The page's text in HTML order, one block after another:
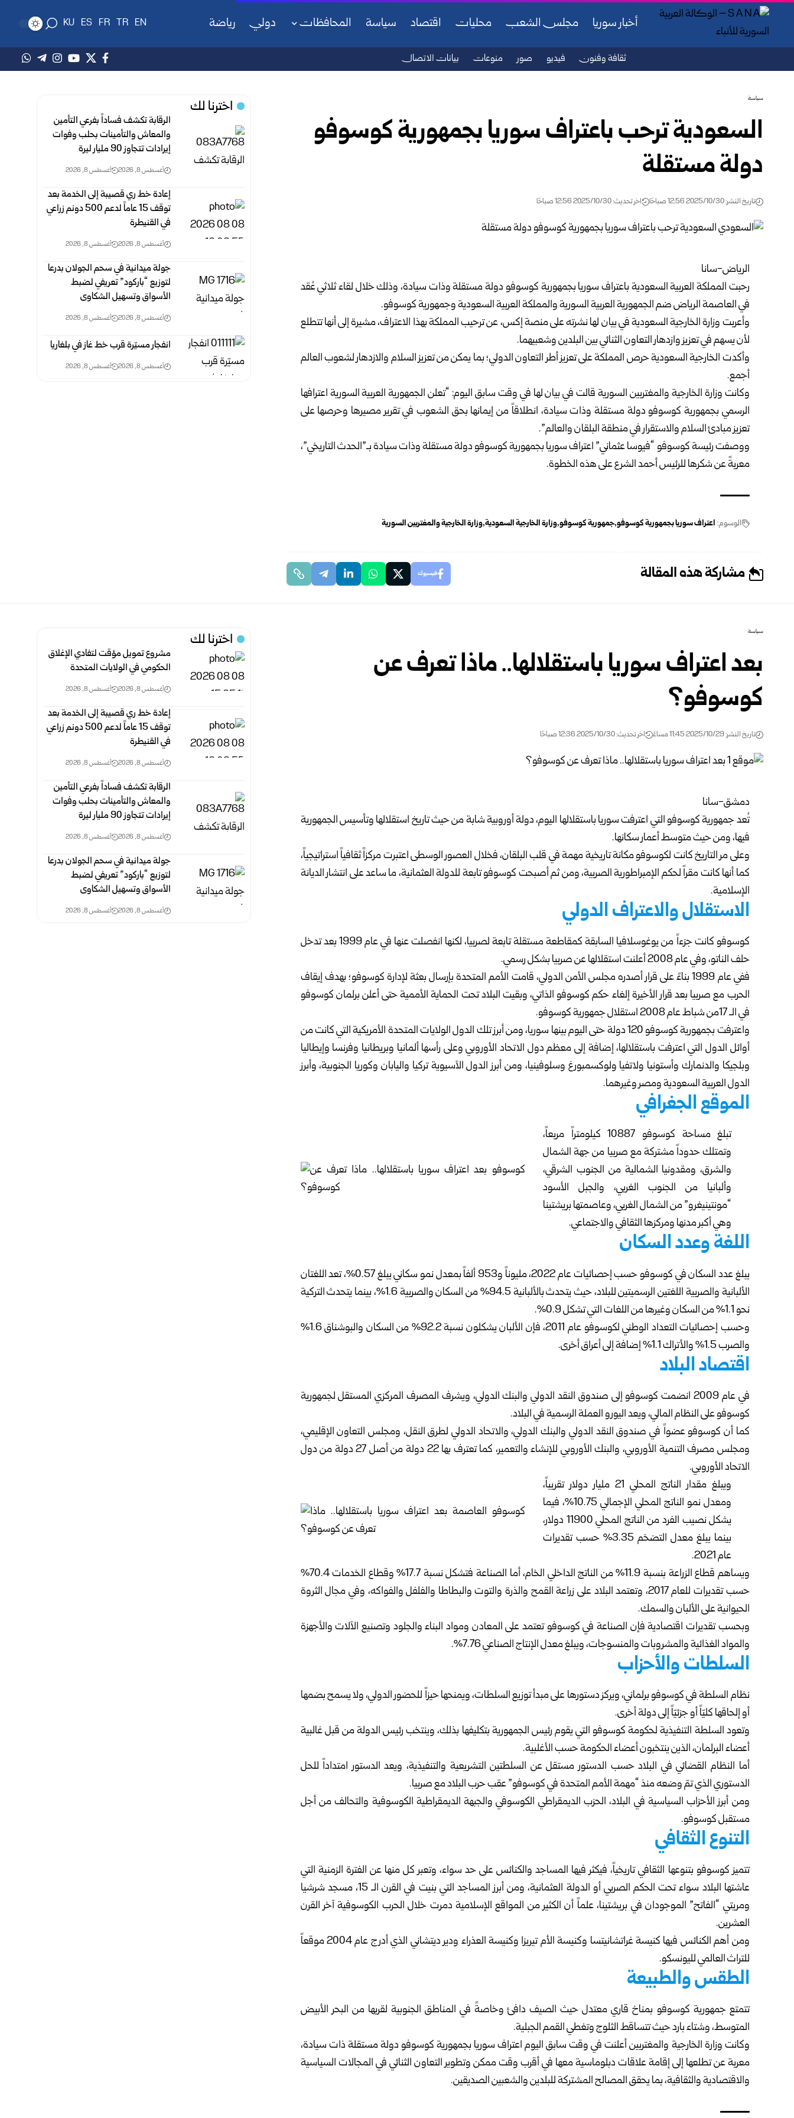
أخبار سوريا مجلس الشعب محليات اقتصاد سياسة المحافظات دولي رياضة EN
TR
FR
ES
KU
ثقافة وفنون فيديو صور منوعات بيانات الاتصال
سياسة
السعودية ترحب باعتراف سوريا بجمهورية كوسوفو
دولة مستقلة
تاريخ النشر: 2025/10/30 12:56 صباحًا اخر تحديث: 2025/10/30 12:56 صباحًا
الرياض-سانا
رحبت المملكة العربية السعودية باعتراف سوريا بجمهورية كوسوفو دولة مستقلة وذات سيادة، وذلك خلال لقاء ثلاثي عُقد
في العاصمة الرياض ضم الجمهورية العربية السورية والمملكة العربية السعودية وجمهورية كوسوفو.
وأعربت وزارة الخارجية السعوديةفي بيان لها نشرته على منصة إكس، عن ترحيب المملكة بهذا الاعتراف، مشيرة إلى أنها تتطلع
لأن يسهم في تعزيز وازدهار التعاون الثنائي بين البلدين وشعبيهما.
وأكدت الخارجية السعودية حرص المملكة على تعزيز أطر التعاون الدولي؛ بما يمكن من تعزيز السلام والازدهار لشعوب العالم
أجمع.
وكانت وزارة الخارجية والمغتربين السورية قالت في بيان لها في وقت سابق اليوم: “تعلن الجمهورية العربية السورية اعترافها
الرسمي بجمهورية كوسوفو دولة مستقلة وذات سيادة، انطلاقاً من إيمانها بحق الشعوب في تقرير مصيرها وحرصها على
تعزيز مبادئ السلام والاستقرار في منطقة البلقان والعالم”.
ووصفت رئيسة كوسوفو “فيوسا عثماني” اعتراف سوريا بجمهورية كوسوفو دولة مستقلة وذات سيادة بـ”الحدث التاريخي”،
معربةً عن شكرها للرئيس أحمد الشرع على هذه الخطوة.
الوسوم: اعتراف سوريا بجمهورية كوسوفو جمهورية كوسوفو وزارة الخارجية السعودية وزارة الخارجية والمغتربين السورية
مشاركة هذه المقالة فيسبوك
اخترنا لك
الرقابة تكشف فساداً بفرعي التأمين
والمعاش والتأمينات بحلب وفوات
‌‏إيرادات تتجاوز 90 مليار ليرة
أغسطس 8, 2026 أغسطس 8, 2026
إعادة خط ري قصيبة إلى الخدمة بعد
توقف 15 عاماً لدعم 500 دونم ‏زراعي
في القنيطرة
أغسطس 8, 2026 أغسطس 8, 2026
جولة ميدانية في سحم الجولان بدرعا
لتوزيع “باركود” تعريفي لضبط
‏الأسواق وتسهيل الشكاوى
أغسطس 8, 2026 أغسطس 8, 2026
انفجار مسيّرة قرب خط غاز في بلغاريا
أغسطس 8, 2026 أغسطس 8, 2026
سياسة
بعد اعتراف سوريا باستقلالها.. ماذا تعرف عن
كوسوفو؟
تاريخ النشر: 2025/10/29 11:45 مساءً اخر تحديث: 2025/10/30 12:36 صباحًا
دمشق-سانا
تُعد جمهورية كوسوفو التي اعترفت سوريا باستقلالها اليوم، دولة أوروبية شابة من حيث تاريخ استقلالها وتأسيس الجمهورية
فيها، ومن حيث متوسط أعمار سكانها.
وعلى مر التاريخ كانت لكوسوفو مكانة تاريخية مهمة في قلب البلقان، فخلال العصور الوسطى اعتبرت مركزاً ثقافياً استراتيجياً،
كما أنها كانت مقراً لحكم الإمبراطورية الصربية، ومن ثم أصبحت كوسوفو تابعة للدولة العثمانية، ما ساعد على انتشار الديانة
الإسلامية.
الاستقلال والاعتراف الدولي
كوسوفو كانت جزءاً من يوغوسلافيا السابقة كمقاطعة مستقلة تابعة لصربيا، لكنها انفصلت عنها في عام 1999 بعد تدخل
حلف الناتو، وفي عام 2008 أعلنت استقلالها عن صربيا بشكل رسمي.
ففي عام 1999 بناءً على قرار أصدره مجلس الأمن الدولي، قامت الأمم المتحدة بإرسال بعثة لإدارة كوسوفو؛ بهدف إيقاف
الحرب مع صربيا بعد قرار الأخيرة إلغاء حكم كوسوفو الذاتي، وبقيت البلاد تحت الحماية الأممية حتى أعلن برلمان كوسوفو
في الـ 17من شباط عام 2008 استقلال جمهورية كوسوفو.
واعترفت بجمهورية كوسوفو 120 دولة حتى اليوم بينها سوريا، ومن أبرز تلك الدول الولايات المتحدة الأمريكية التي كانت من
أوائل الدول التي اعترفت باستقلالها، إضافة إلى معظم دول الاتحاد الأوروبي وعلى رأسها ألمانيا وبريطانيا وفرنسا وإيطاليا
وبلجيكا والدنمارك وأستونيا ولاتفيا ولوكسمبورغ وسلوفينيا، ومن أبرز الدول الآسيوية تركيا واليابان وكوريا الجنوبية، وأبرز
الدول العربية السعودية ومصر وغيرهما.
الموقع الجغرافي
تبلغ مساحة كوسوفو 10887 كيلومتراً مربعاً،
وتمتلك حدوداً مشتركة مع صربيا من جهة الشمال
والشرق، ومقدونيا الشمالية من الجنوب الشرقي،
وألبانيا من الجنوب الغربي، والجبل الأسود
“مونتينيغرو” من الشمال الغربي، وعاصمتها بريشتينا
وهي أكبر مدنها ومركزها الثقافي والاجتماعي.
اللغة وعدد السكان
يبلغ عدد السكان في كوسوفو حسب إحصائيات عام 2022، مليوناً و953 ألفاً بمعدل نمو سكاني يبلغ 0.57%، تعد اللغتان
الألبانية والصربية اللغتين الرسميتين للبلاد، حيث يتحدث بالألبانية 94.5% من السكان والصربية 1.6%، بينما يتحدث التركية
نحو 1.1% من السكان وغيرها من اللغات التي تشكل 0.9%.
وحسب إحصائيات التعداد الوطني لكوسوفو عام 2011، فإن الألبان يشكلون نسبة 92.2% من السكان والبوشناق 1.6%
والصرب 1.5% والأتراك 1.1% إضافة إلى أعراق أخرى.
اقتصاد البلاد
في عام 2009 انضمت كوسوفو إلى صندوق النقد الدولي والبنك الدولي، ويشرف المصرف المركزي المستقل لجمهورية
كوسوفو على النظام المالي، ويعد اليورو العملة الرسمية في البلاد.
كما أن كوسوفو عضواً في صندوق النقد الدولي والبنك الدولي، والاتحاد الدولي لطرق النقل، ومجلس التعاون الإقليمي،
ومجلس مصرف التنمية الأوروبي، والبنك الأوروبي للإنشاء والتعمير، كما تعترف بها 22 دولة من أصل 27 دولة من دول
الاتحاد الأوروبي.
ويبلغ مقدار الناتج المحلي 21 مليار دولار تقريباً،
ومعدل نمو الناتج المحلي الإجمالي 10.75%، فيما
يشكل نصيب الفرد من الناتج المحلي 11900 دولار،
بينما يبلغ معدل التضخم 3.35% حسب تقديرات
عام 2021.
ويساهم قطاع الزراعة بنسبة 11.9% من الناتج الداخلي الخام، أما الصناعة فتشكل نسبة 17.7% وقطاع الخدمات 70.4%
حسب تقديرات للعام 2017، وتعتمد البلاد على زراعة القمح والذرة والتوت والبطاطا والفلفل والفواكه، وفي مجال الثروة
الحيوانية على الألبان والسمك.
وبحسب تقديرات اقتصادية فإن الصناعة في كوسوفو تعتمد على المعادن ومواد البناء والجلود وتصنيع الآلات والأجهزة
والمواد الغذائية والمشروبات والمنسوجات، ويبلغ معدل الإنتاج الصناعي 7.76%.
السلطات والأحزاب
نظام السلطة في كوسوفو برلماني، ويركز دستورها على مبدأ توزيع السلطات، ويمنحها حيزاً للحضور الدولي، ولا يسمح بضمها
أو إلحاقها كليّاً أو جزئيّاً إلى دولة أخرى.
وتعود السلطة التنفيذية لحكومة كوسوفو التي يقوم رئيس الجمهورية بتكليفها بذلك، وينتخب رئيس الدولة من قبل غالبية
أعضاء البرلمان، الذين ينتخبون أعضاء الحكومة حسب الأغلبية.
أما النظام القضائي في البلاد حسب الدستور مستقل عن السلطتين التشريعية والتنفيذية، ويعد الدستور امتداداً للحل
الدستوري الذي تمّ وضعه منذ “مهمة الأمم المتحدة في كوسوفو” عقب حرب البلاد مع صربيا.
ومن أبرز الأحزاب السياسية في البلاد، الحزب الديمقراطي الكوسوفي والجبهة الديمقراطية الكوسوفية والتحالف من أجل
مستقبل كوسوفو.
التنوع الثقافي
تتميز كوسوفو بتنوعها الثقافي تاريخياً، فيكثر فيها المساجد والكنائس على حد سواء، وتعبر كل منها عن الفترة الزمنية التي
عاشتها البلاد سواء تحت الحكم الصربي أو الدولة العثمانية، ومن أبرز المساجد التي بنيت في القرن الـ 15، مسجد شرشيا
ومريتي “الفاتح” الموجودان في بريشتينا، علماً أن الكثير من المواقع الإسلامية دمرت خلال الحرب الكوسوفية آخر القرن
العشرين.
ومن أهم الكنائس فيها كنيسة غراتشانيتسا وكنيسة الأم تيريزا وكنيسة العذراء ودير ديتشاني الذي أدرج عام 2004 موقعاً
للتراث العالمي لليونسكو.
الطقس والطبيعة
تتمتع جمهورية كوسوفو بمناخ قاري معتدل حيث الصيف دافئ وخاصةً في المناطق الجنوبية لقربها من البحر الأبيض
المتوسط، وشتاء بارد حيث تتساقط الثلوج وتغطي القمم الجبلية.
وكانت وزارة الخارجية والمغتربينأعلنت في وقت سابق اليوم اعتراف سوريا بجمهورية كوسوفو دولة مستقلة ذات سيادة،
معربة عن تطلعها إلى إقامة علاقات دبلوماسية معها في أقرب وقت ممكن وتطوير التعاون الثنائي في المجالات السياسية
والاقتصادية والثقافية، بما يحقق المصالح المشتركة للبلدين والشعبين الصديقين.
اخترنا لك
مشروع تمويل مؤقت لتفادي الإغلاق
الحكومي في الولايات المتحدة
أغسطس 8, 2026 أغسطس 8, 2026
إعادة خط ري قصيبة إلى الخدمة بعد
توقف 15 عاماً لدعم 500 دونم ‏زراعي
في القنيطرة
أغسطس 8, 2026 أغسطس 8, 2026
الرقابة تكشف فساداً بفرعي التأمين
والمعاش والتأمينات بحلب وفوات
‌‏إيرادات تتجاوز 90 مليار ليرة
أغسطس 8, 2026 أغسطس 8, 2026
جولة ميدانية في سحم الجولان بدرعا
لتوزيع “باركود” تعريفي لضبط
‏الأسواق وتسهيل الشكاوى
أغسطس 8, 2026 أغسطس 8, 2026